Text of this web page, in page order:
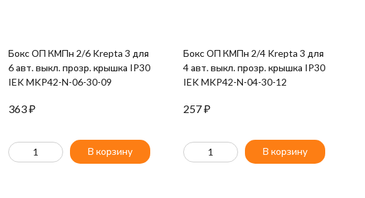
Бокс ОП КМПн 2/6 Krepta 3 для
6 авт. выкл. прозр. крышка IP30
IEK MKP42-N-06-30-09
363₽
В корзину
Бокс ОП КМПн 2/4 Krepta 3 для
4 авт. выкл. прозр. крышка IP30
IEK MKP42-N-04-30-12
257₽
В корзину